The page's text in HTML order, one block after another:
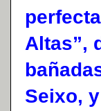
Altas”,
Seixo,